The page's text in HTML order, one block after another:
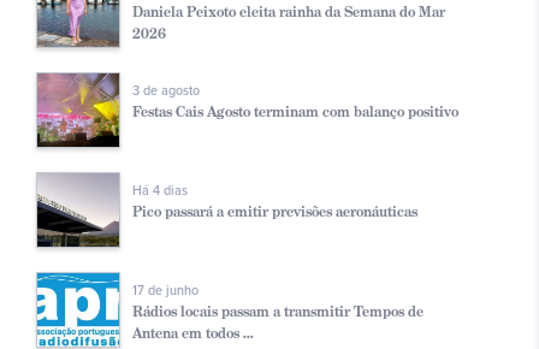
Daniela Peixoto eleita rainha da Semana do Mar
2026
3 de agosto
Festas Cais Agosto terminam com balanço positivo
Há 4 dias
Pico passará a emitir previsões aeronáuticas
17 de junho
Rádios locais passam a transmitir Tempos de
Antena em todos ...